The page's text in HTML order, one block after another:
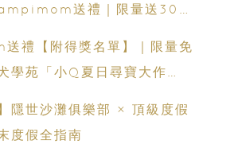
送禮｜限量送30套
禮【附得獎名單】｜限量免
學苑「小Q夏日尋寶大作
隱世沙灘俱樂部 × 頂級度假
度假全指南